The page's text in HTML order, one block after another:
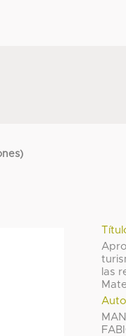
las